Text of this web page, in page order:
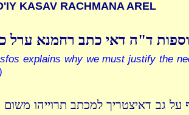
KASAV RACHMANA AREL
ד"ה דאי כתב רחמנא ערל
explains why we must justify the
על גב דאיצטריך למכתב תרוייהו משום